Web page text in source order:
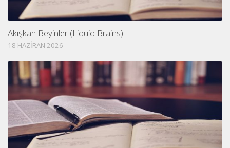
Akışkan Beyinler (Liquid Brains)
18 HAZIRAN 2026